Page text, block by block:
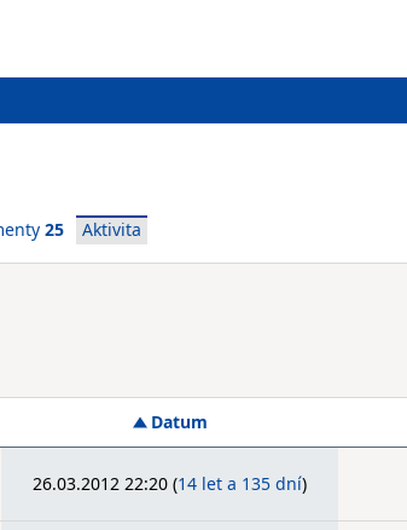
25 Aktivita
Datum
26.03.2012 22:20 (14 let a 135 dní)